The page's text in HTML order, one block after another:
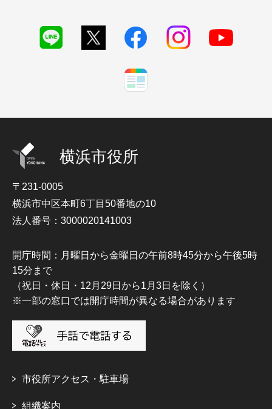
横浜市役所
〒231-0005
横浜市中区本町6丁目50番地の10
法人番号：3000020141003
開庁時間：月曜日から金曜日の午前8時45分から午後5時
15分まで
（祝日・休日・12月29日から1月3日を除く）
※一部の窓口では開庁時間が異なる場合があります
市役所アクセス・駐車場
組織案内